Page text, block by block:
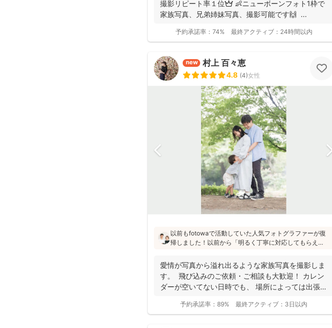
撮影リピート率１位👑 👶ニューボーンフォト1枠で
家族写真、兄弟姉妹写真、撮影可能です🙌 ...
予約承諾率： 74% 最終アクティブ： 24時間以内
new 村上 百々恵
4.8 (4)女性
以前もfotowaで活動していた人気フォトグラファーが復
帰しました！以前から「明るく丁寧に対応してもらえ
と好評です♪特にニューボーンフォトは様々な研修を受講
し、クオリティ高いお写真をお届けされています(^^)
愛情が写真から溢れ出るような家族写真を撮影しま
す。 飛び込みのご依頼・ご相談も大歓迎！ カレン
ダーが空いてない日時でも、 場所によっては出張で
予約承諾率： 89% 最終アクティブ： 3日以内